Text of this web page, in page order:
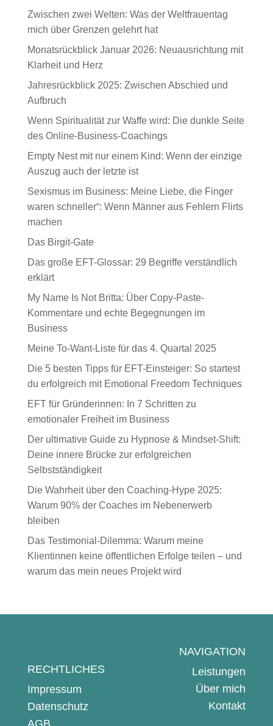
Zwischen zwei Welten: Was der Weltfrauentag
mich über Grenzen gelehrt hat
Monatsrückblick Januar 2026: Neuausrichtung mit
Klarheit und Herz
Jahresrückblick 2025: Zwischen Abschied und
Aufbruch
Wenn Spiritualität zur Waffe wird: Die dunkle Seite
des Online-Business-Coachings
Empty Nest mit nur einem Kind: Wenn der einzige
Auszug auch der letzte ist
Sexismus im Business: Meine Liebe, die Finger
waren schneller“: Wenn Männer aus Fehlern Flirts
machen
Das Birgit-Gate
Das große EFT-Glossar: 29 Begriffe verständlich
erklärt
My Name Is Not Britta: Über Copy-Paste-
Kommentare und echte Begegnungen im
Business
Meine To-Want-Liste für das 4. Quartal 2025
Die 5 besten Tipps für EFT-Einsteiger: So startest
du erfolgreich mit Emotional Freedom Techniques
EFT für Gründerinnen: In 7 Schritten zu
emotionaler Freiheit im Business
Der ultimative Guide zu Hypnose & Mindset-Shift:
Deine innere Brücke zur erfolgreichen
Selbstständigkeit
Die Wahrheit über den Coaching-Hype 2025:
Warum 90% der Coaches im Nebenerwerb
bleiben
Das Testimonial-Dilemma: Warum meine
Klientinnen keine öffentlichen Erfolge teilen – und
warum das mein neues Projekt wird
NAVIGATION
Leistungen
Über mich
Kontakt
RECHTLICHES
Impressum
Datenschutz